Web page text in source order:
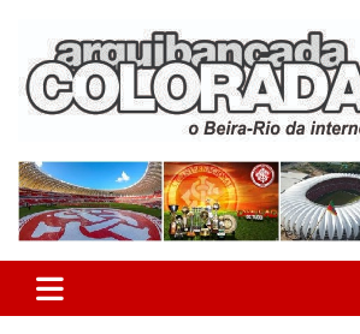
content
Arquibancada